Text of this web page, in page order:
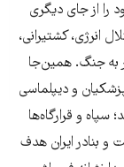
را از جای دیگری
انرژی، کشتیرانی،
به جنگ. همین‌جا
و دیپلماسی
و قرارگاه‌ها
و بنادر ایران هدف